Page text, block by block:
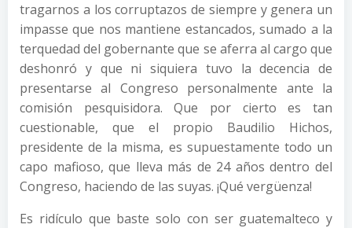
tragarnos a los corruptazos de siempre y genera un
impasse que nos mantiene estancados, sumado a la
terquedad del gobernante que se aferra al cargo que
deshonró y que ni siquiera tuvo la decencia de
presentarse al Congreso personalmente ante la
comisión pesquisidora. Que por cierto es tan
cuestionable, que el propio Baudilio Hichos,
presidente de la misma, es supuestamente todo un
capo mafioso, que lleva más de 24 años dentro del
Congreso, haciendo de las suyas. ¡Qué vergüenza!
Es ridículo que baste solo con ser guatemalteco y